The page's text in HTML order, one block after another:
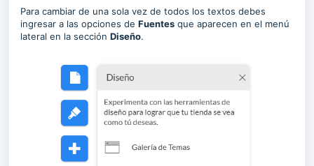
Para cambiar de una sola vez de todos los textos debes
ingresar a las opciones de Fuentes que aparecen en el menú
lateral en la sección Diseño.